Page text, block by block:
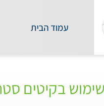
עמוד הבית
בקיטים